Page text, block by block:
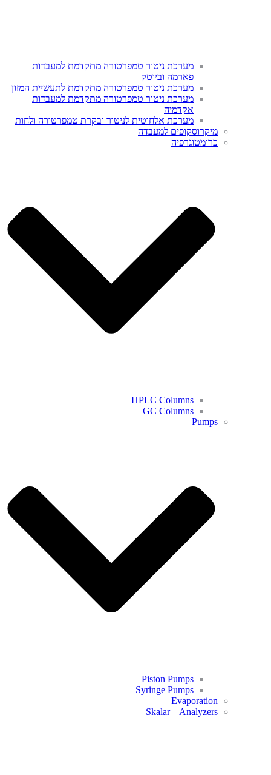
מערכת ניטור טמפרטורה מתקדמת למעבדות
פארמה וביוטק
מערכת ניטור טמפרטורה מתקדמת לתעשיית המזון
מערכת ניטור טמפרטורה מתקדמת למעבדות
אקדמיה
מערכת אלחוטית לניטור ובקרת טמפרטורה ולחות
מיקרוסקופים למעבדה
כרומטוגרפיה
HPLC Columns
GC Columns
Pumps
Piston Pumps
Syringe Pumps
Evaporation
Skalar – Analyzers